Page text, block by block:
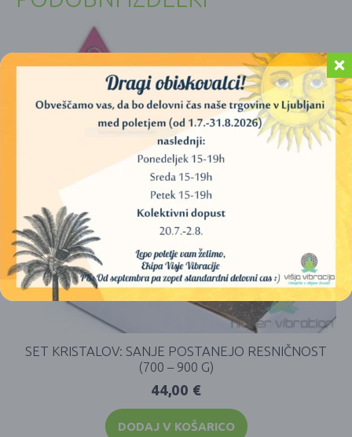
SET KRISTALOV: SANJE POSTANEJO RESNIČNOST
(700 – 900 G)
44,00 €
DODAJ V KOŠARICO